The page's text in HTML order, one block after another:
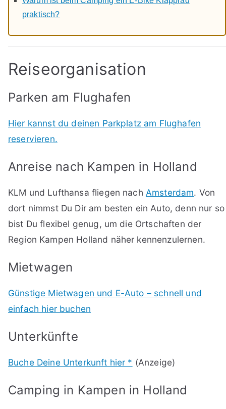
praktisch?
Reiseorganisation
Parken am Flughafen
Hier kannst du deinen Parkplatz am Flughafen
reservieren.
Anreise nach Kampen in Holland
KLM und Lufthansa fliegen nach Amsterdam. Von
dort nimmst Du Dir am besten ein Auto, denn nur so
bist Du flexibel genug, um die Ortschaften der
Region Kampen Holland näher kennenzulernen.
Mietwagen
Günstige Mietwagen und E-Auto – schnell und
einfach hier buchen
Unterkünfte
Buche Deine Unterkunft hier * (Anzeige)
Camping in Kampen in Holland